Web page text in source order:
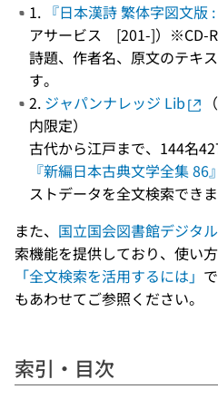
1. 『日本漢詩 繁体字図文版 :
アサービス [201-]）※CD-
詩題、作者名、原文のテキ
す。
2. ジャパンナレッジ Lib
内限定）
古代から江戸まで、144名
『新編日本古典文学全集 86』
ストデータを全文検索できま
また、 国立国会図書館デジタ
索機能を提供しており、使い
「全文検索を活用するには」
もあわせてご参照ください。
索引・目次